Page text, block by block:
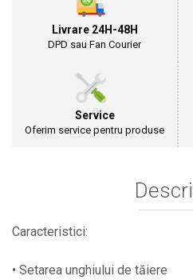
Surse de iluminat
Plafoniere
Scule Pentru Construcții
Ciocane rotopercutoare
Plase Gard
Plasa sarma galvanizata zincata
dulgheri; sarma zincata; sarma
Plase umbrire
Plase anti pasari
Livrare 24H-48H
DPD sau Fan Courier
Service
Oferim service pentru produse
Caracteristici:
• Setarea unghiului de tăiere